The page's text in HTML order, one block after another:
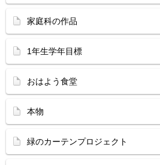
家庭科の作品
1年生学年目標
おはよう食堂
本物
緑のカーテンプロジェクト